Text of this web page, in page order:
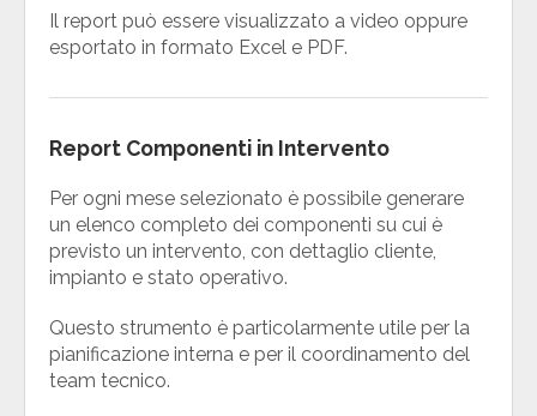
Il report può essere visualizzato a video oppure
esportato in formato Excel e PDF.
Report Componenti in Intervento
Per ogni mese selezionato è possibile generare
un elenco completo dei componenti su cui è
previsto un intervento, con dettaglio cliente,
impianto e stato operativo.
Questo strumento è particolarmente utile per la
pianificazione interna e per il coordinamento del
team tecnico.